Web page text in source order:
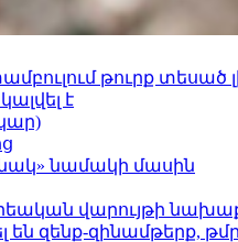
թուրք տեսած
է
նամակի մասին
վարույթի
են զենք-զինամթերք,